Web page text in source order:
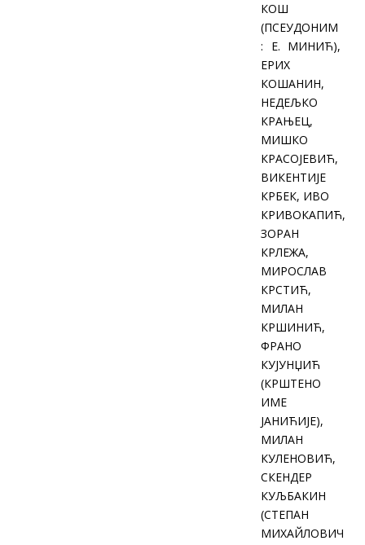
КОШ
(ПСЕУДОНИМ
: Е. МИНИЋ),
ЕРИХ
КОШАНИН,
НЕДЕЉКО
КРАЊЕЦ,
МИШКО
КРАСОЈЕВИЋ,
ВИКЕНТИЈЕ
КРБЕК, ИВО
КРИВОКАПИЋ,
ЗОРАН
КРЛЕЖА,
МИРОСЛАВ
КРСТИЋ,
МИЛАН
КРШИНИЋ,
ФРАНО
КУЈУНЏИЋ
(КРШТЕНО
ИМЕ
ЈАНИЋИЈЕ),
МИЛАН
КУЛЕНОВИЋ,
СКЕНДЕР
КУЉБАКИН
(СТЕПАН
МИХАЙЛОВИЧ